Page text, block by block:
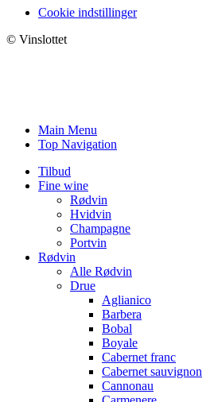
Cookie indstillinger
© Vinslottet
Main Menu
Top Navigation
Tilbud
Fine wine
Rødvin
Hvidvin
Champagne
Portvin
Rødvin
Alle Rødvin
Drue
Aglianico
Barbera
Bobal
Boyale
Cabernet franc
Cabernet sauvignon
Cannonau